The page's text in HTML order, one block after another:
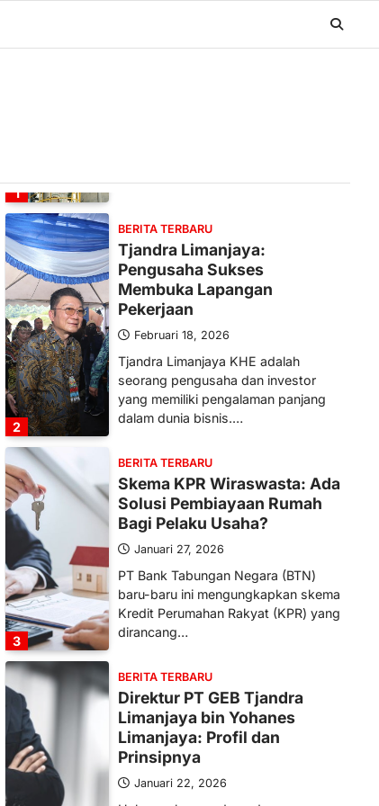
1
situasi…
2
BERITA TERBARU
Tjandra Limanjaya:
Pengusaha Sukses
Membuka Lapangan
Pekerjaan
Februari 18, 2026
Tjandra Limanjaya KHE adalah
seorang pengusaha dan investor
yang memiliki pengalaman panjang
dalam dunia bisnis.…
3
BERITA TERBARU
Skema KPR Wiraswasta: Ada
Solusi Pembiayaan Rumah
Bagi Pelaku Usaha?
Januari 27, 2026
PT Bank Tabungan Negara (BTN)
baru-baru ini mengungkapkan skema
Kredit Perumahan Rakyat (KPR) yang
dirancang…
BERITA TERBARU
Direktur PT GEB Tjandra
Limanjaya bin Yohanes
Limanjaya: Profil dan
Prinsipnya
Januari 22, 2026